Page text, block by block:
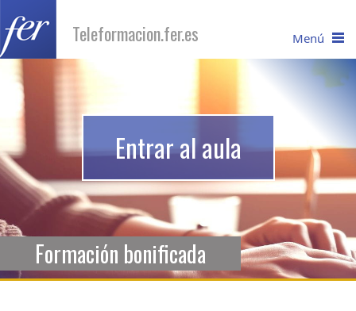
Teleformacion.fer.es Menú
I
Requisitos
Recuperar contraseña
Consúltanos
Entrar al aula
Formación bonificada